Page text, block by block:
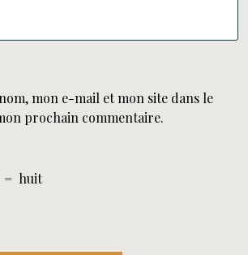
mon e-mail et mon site dans le
prochain commentaire.
= huit